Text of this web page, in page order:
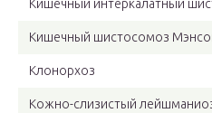
Кишечный интеркалатный
Кишечный шистосомоз
Клонорхоз
Кожно-слизистый